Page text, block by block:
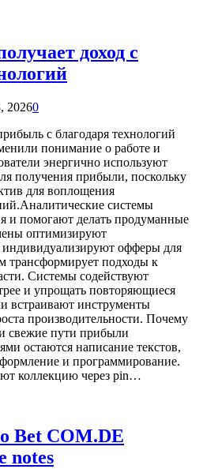
доход с
20260
с благодаря технологий
понимание о работе и
энергично используют
получения прибыли, поскольку
для воплощения
системы
и помогают делать продуманные
оптимизируют
офферы для
подходы к
Системы содействуют
и упрощать повторяющиеся
встраивают инструменты
производительности. Почему
свежие пути прибыли
остаются написание текстов,
и программирование.
коллекцию через pin…
Bet COM.DE
notes